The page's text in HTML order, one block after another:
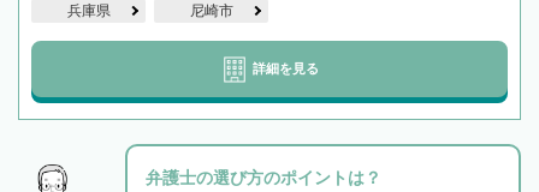
兵庫県 尼崎市
詳細を見る
弁護士の選び方のポイントは？